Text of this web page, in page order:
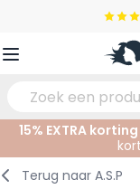
Ga naar de inhoud
Voor
Verzorging
Wenkbrauwen
Nagelproducten
Haarproducten
Elektrisch
In de Salon
15% EXTRA korting
Terug naar A.S.P